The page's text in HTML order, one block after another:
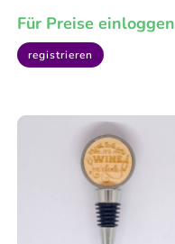
Für Preise einloggen
registrieren